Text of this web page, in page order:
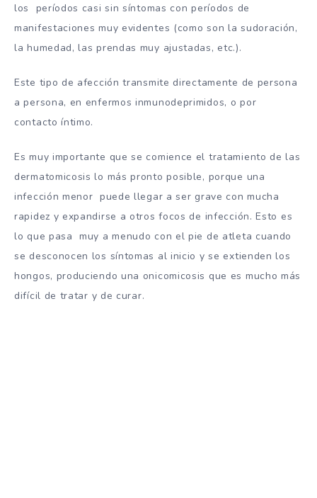
los períodos casi sin síntomas con períodos de
manifestaciones muy evidentes (como son la sudoración,
la humedad, las prendas muy ajustadas, etc.).
Este tipo de afección transmite directamente de persona
a persona, en enfermos inmunodeprimidos, o por
contacto íntimo.
Es muy importante que se comience el tratamiento de las
dermatomicosis lo más pronto posible, porque una
infección menor puede llegar a ser grave con mucha
rapidez y expandirse a otros focos de infección. Esto es
lo que pasa muy a menudo con el pie de atleta cuando
se desconocen los síntomas al inicio y se extienden los
hongos, produciendo una onicomicosis que es mucho más
difícil de tratar y de curar.